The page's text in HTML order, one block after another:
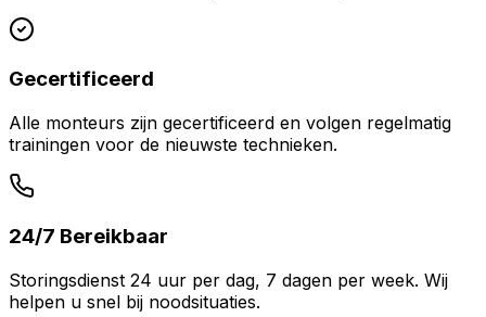
Gecertificeerd
Alle monteurs zijn gecertificeerd en volgen regelmatig
trainingen voor de nieuwste technieken.
24/7 Bereikbaar
Storingsdienst 24 uur per dag, 7 dagen per week. Wij
helpen u snel bij noodsituaties.